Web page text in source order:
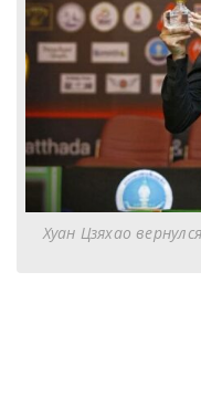
Хуан Цзяхао